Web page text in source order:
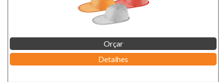
Orçar
Detalhes